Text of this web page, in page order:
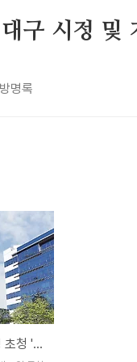
구 시정 및
방명록
대구시교육청, 3개국 35명 초청 '글로벌 교육수도 페스티벌' 개최